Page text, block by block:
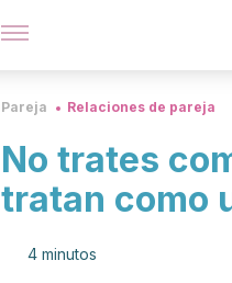
Pareja Relaciones de pareja
No trates
tratan como
4 minutos